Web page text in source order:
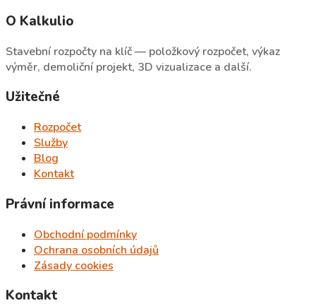
O Kalkulio
Stavební rozpočty na klíč — položkový rozpočet, výkaz
výměr, demoliční projekt, 3D vizualizace a další.
Užitečné
Rozpočet
Služby
Blog
Kontakt
Právní informace
Obchodní podmínky
Ochrana osobních údajů
Zásady cookies
Kontakt